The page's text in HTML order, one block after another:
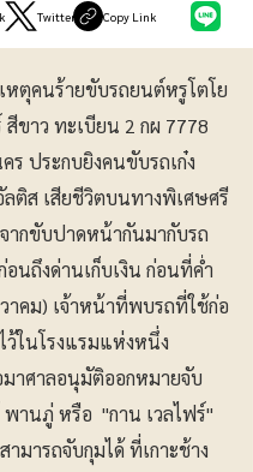
Twitter Copy Link
หตุคนร้ายขับรถยนต์หรูโตโย
สีขาว ทะเบียน 2 กผ 7778
ร ประกบยิงคนขับรถเก๋ง
ติส เสียชีวิตบนทางพิเศษศรี
ากขับปาดหน้ากันมากับรถ
อนถึงด่านเก็บเงิน ก่อนที่ค่ำ
าคม) เจ้าหน้าที่พบรถที่ใช้ก่อ
ว้ในโรงแรมแห่งหนึ่ง
าศาลอนุมัติออกหมายจับ
พานภู่ หรือ "กาน เวลไฟร์"
มารถจับกุมได้ ที่เกาะช้าง